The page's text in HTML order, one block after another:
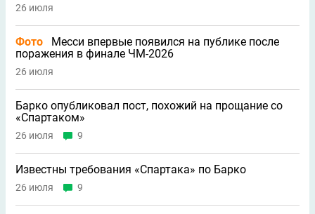
26 июля
Фото
Месси впервые появился на публике после
поражения в финале ЧМ-2026
26 июля
Барко опубликовал пост, похожий на прощание со
«Спартаком»
26 июля 9
Известны требования «Спартака» по Барко
26 июля 9